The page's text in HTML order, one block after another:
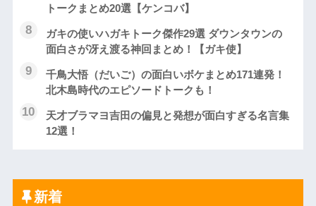
トークまとめ20選【ケンコバ】
ガキの使いハガキトーク傑作29選 ダウンタウンの
面白さが冴え渡る神回まとめ！【ガキ使】
千鳥大悟（だいご）の面白いボケまとめ171連発！
北木島時代のエピソードトークも！
天才ブラマヨ吉田の偏見と発想が面白すぎる名言集
12選！
新着